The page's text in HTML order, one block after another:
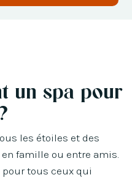
un spa pour
les étoiles et des
famille ou entre amis.
tous ceux qui